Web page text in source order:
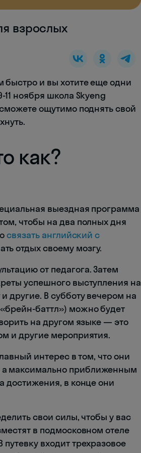
взрослых
быстро и вы хотите еще одни
ноября школа Skyeng
ощутимо поднять свой
как?
выездная программа
чтобы на два полных дня
связать английский с
отдых своему мозгу.
от педагога. Затем
успешного выступления на
другие. В субботу вечером на
баттл») можно будет
на другом языке — это
и другие мероприятия.
интерес в том, что они
максимально приближенным
достижения, в конце они
свои силы, чтобы у вас
в подмосковном отеле
входит трехразовое